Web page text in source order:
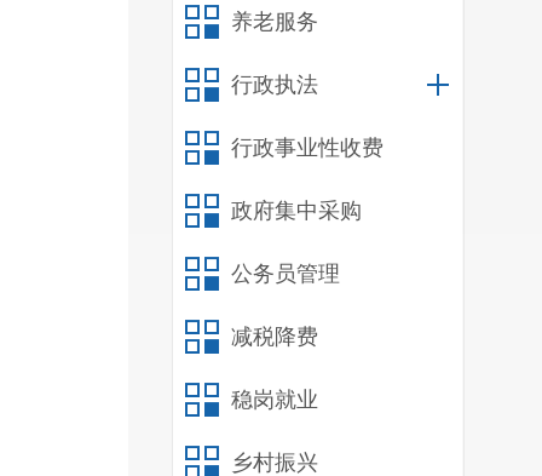
养老服务
行政执法
行政事业性收费
政府集中采购
公务员管理
减税降费
稳岗就业
乡村振兴